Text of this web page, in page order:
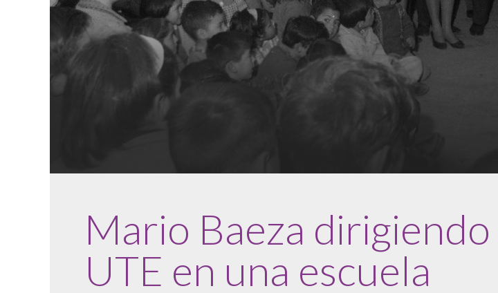
Mario Baeza
UTE en una escuela